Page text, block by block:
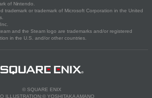
of Nintendo.
trademark or trademark of Microsoft Corporation in the United
and the Steam logo are trademarks and/or registered
in the U.S. and/or other countries.
© SQUARE ENIX
ILLUSTRATION:© YOSHITAKA AMANO